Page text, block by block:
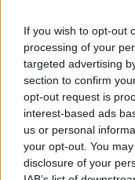
If you wish to opt-out
processing of your
targeted advertising
section to confirm
opt-out request is
interest-based ads
us or personal
your opt-out. You
disclosure of your
universitari,
informazioni più
streamer, fotografi o
ed economica per
risoluzione o progetti
memoria interna dei
che stanno muovendo i
disk portatile è